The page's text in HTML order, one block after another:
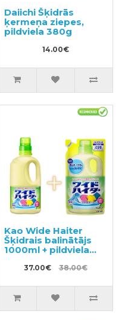
Daiichi Šķidrās
ķermeņa ziepes,
pildviela 380g
14.00€
Kao Wide Haiter
Šķidrais balinātājs
1000ml + pildviela
37.00€ 38.00€